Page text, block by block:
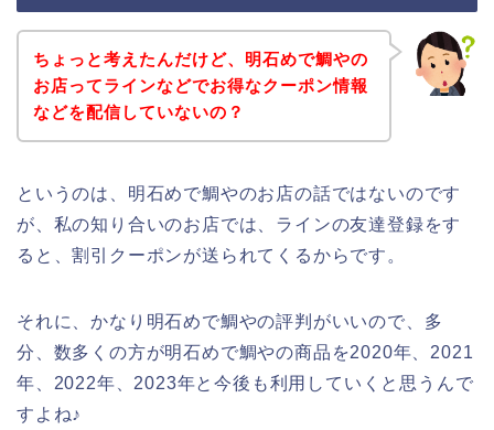
ちょっと考えたんだけど、明石めで鯛やの
お店ってラインなどでお得なクーポン情報
などを配信していないの？
というのは、明石めで鯛やのお店の話ではないのです
が、私の知り合いのお店では、ラインの友達登録をす
ると、割引クーポンが送られてくるからです。
それに、かなり明石めで鯛やの評判がいいので、多
分、数多くの方が明石めで鯛やの商品を2020年、2021
年、2022年、2023年と今後も利用していくと思うんで
すよね♪